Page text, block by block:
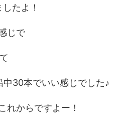
たよ！
じで
30本でいい感じでした♪
れからですよー！